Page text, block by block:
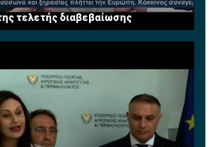
τελετής διαβεβαίωσης